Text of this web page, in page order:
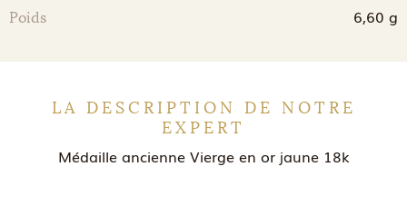
Poids 6,60 g
LA DESCRIPTION DE NOTRE
EXPERT
Médaille ancienne Vierge en or jaune 18k